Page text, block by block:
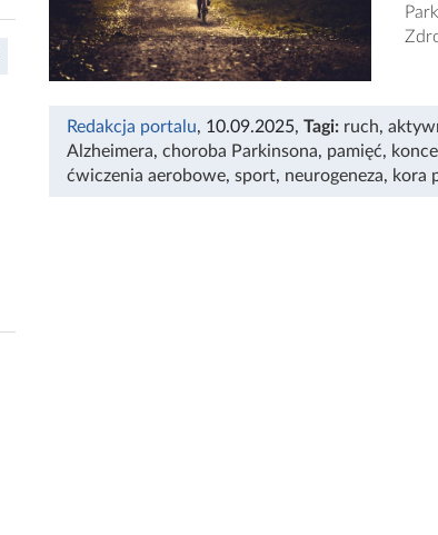
Redakcja portalu, 10.09.2025, Tagi: ruch,
Alzheimera, choroba Parkinsona, pamięć,
ćwiczenia aerobowe, sport, neurogeneza, kora